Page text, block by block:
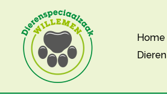
inhoud
Home
Dieren